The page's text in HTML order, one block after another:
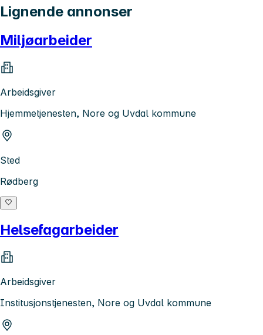
Lignende annonser
Miljøarbeider
Arbeidsgiver
Hjemmetjenesten, Nore og Uvdal kommune
Sted
Rødberg
Helsefagarbeider
Arbeidsgiver
Institusjonstjenesten, Nore og Uvdal kommune